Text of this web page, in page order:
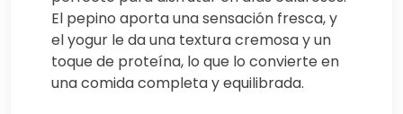
El pepino aporta una sensación fresca, y
el yogur le da una textura cremosa y un
toque de proteína, lo que lo convierte en
una comida completa y equilibrada.